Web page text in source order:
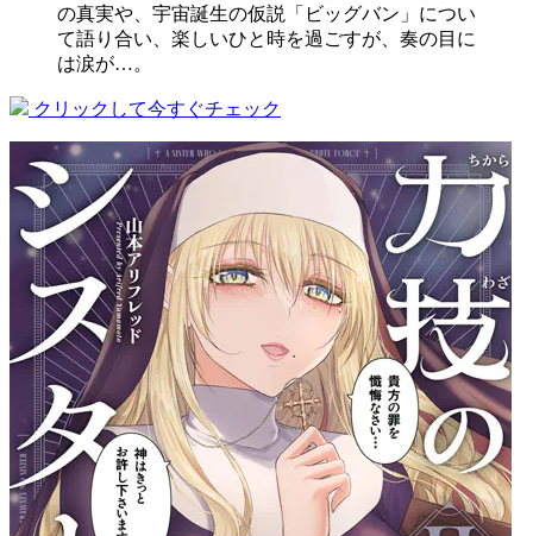
の真実や、宇宙誕生の仮説「ビッグバン」につい
て語り合い、楽しいひと時を過ごすが、奏の目に
は涙が…。
クリックして今すぐチェック